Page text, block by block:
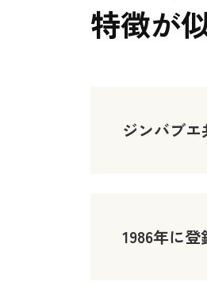
特徴が
ジンバブ
1986年に